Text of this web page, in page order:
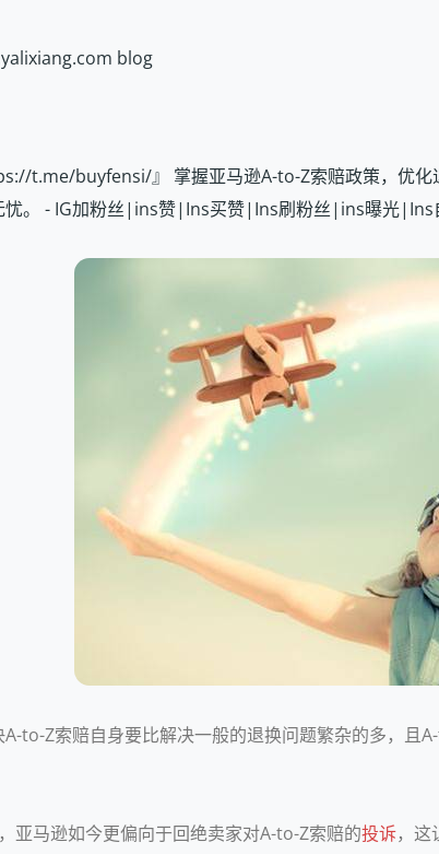
blog
t.me/buyfensi/』 掌握亚马逊A-to-Z索赔政策，优化
忧。 - IG加粉丝|ins赞|Ins买赞|Ins刷粉丝|ins曝光|Ins
to-Z索赔自身要比解决一般的退换问题繁杂的多，
亚马逊如今更偏向于回绝卖家对A-to-Z索赔的投诉，这